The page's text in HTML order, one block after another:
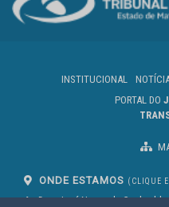
INSTITUCIONAL
PORTAL DO
ONDE ESTAMOS (CLIQUE
Av. Des. José Nunes da Cunha,